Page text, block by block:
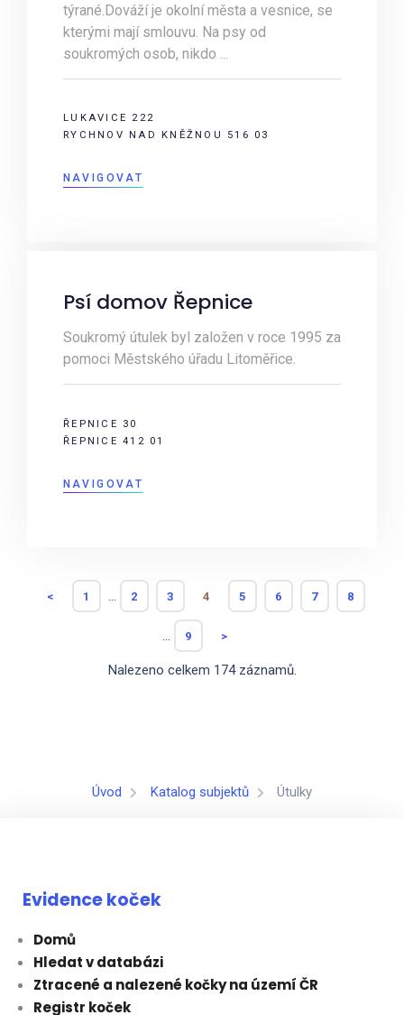
týrané.Dováží je okolní města a vesnice, se
kterými mají smlouvu. Na psy od
soukromých osob, nikdo ...
LUKAVICE 222
RYCHNOV NAD KNĚŽNOU 516 03
NAVIGOVAT
Psí domov Řepnice
Soukromý útulek byl založen v roce 1995 za
pomoci Městského úřadu Litoměřice.
ŘEPNICE 30
ŘEPNICE 412 01
NAVIGOVAT
< 1 ... 2 3 4 5 6 7 8
... 9 >
Nalezeno celkem 174 záznamů.
Úvod Katalog subjektů Útulky
Evidence koček
Domů
Hledat v databázi
Ztracené a nalezené kočky na území ČR
Registr koček